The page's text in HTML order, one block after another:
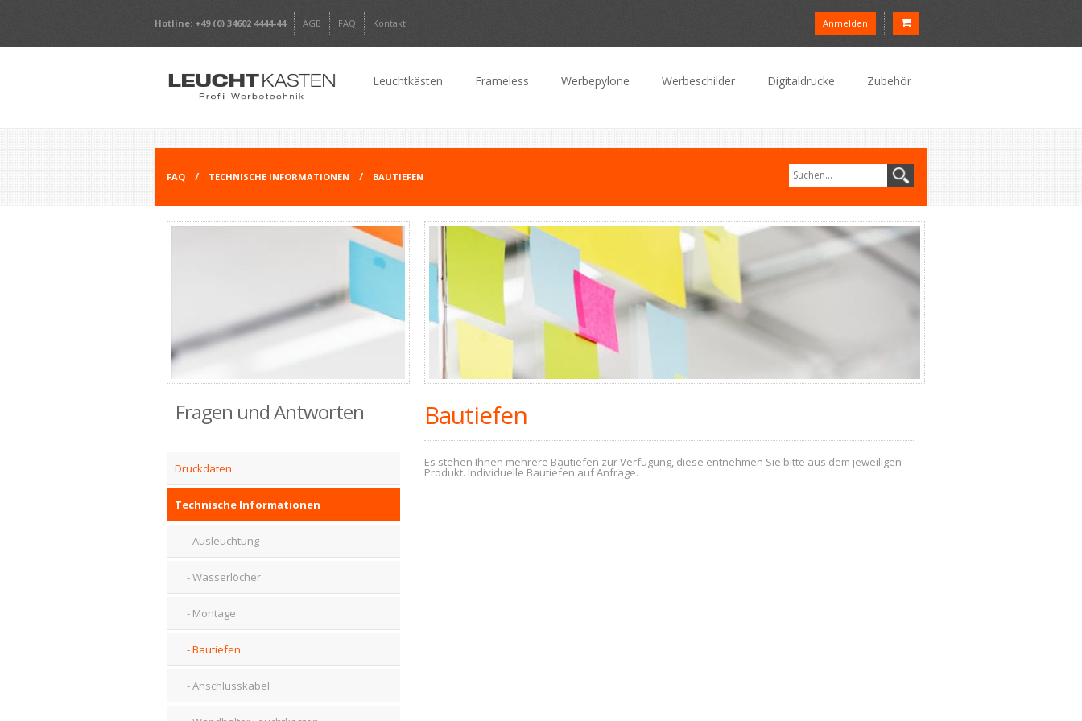
Hotline: +49 (0) 34602 4444-44 AGB FAQ Kontakt Anmelden
Leuchtkästen Frameless Werbepylone Werbeschilder Digitaldrucke Zubehör
FAQ TECHNISCHE INFORMATIONEN BAUTIEFEN
Fragen und Antworten
Druckdaten
Technische Informationen
Ausleuchtung
Wasserlöcher
Montage
Bautiefen
Anschlusskabel
Bautiefen
Es stehen Ihnen mehrere Bautiefen zur Verfügung, diese entnehmen Sie bitte aus dem jeweiligen
Produkt. Individuelle Bautiefen auf Anfrage.